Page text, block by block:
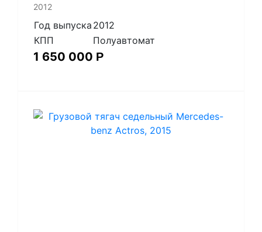
2012
Год выпуска 2012
КПП
Полуавтомат
1 650 000 Р